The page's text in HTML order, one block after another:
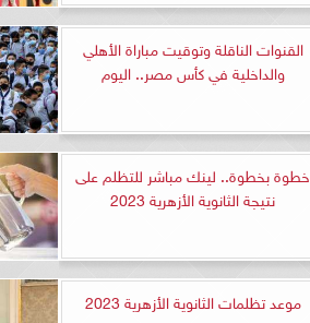
القنوات الناقلة وتوقيت مباراة الأهلي
والداخلية في كأس مصر.. اليوم
خطوة بخطوة.. لينك مباشر للتظلم على
نتيجة الثانوية الأزهرية 2023
موعد تظلمات الثانوية الأزهرية 2023